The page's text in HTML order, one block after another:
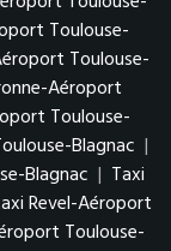
Toulouse-
Toulouse-
Aéroport
Toulouse-
Blagnac |
Blagnac | Taxi
Revel-Aéroport
Toulouse-